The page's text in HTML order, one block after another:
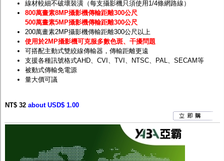
線材較細不破壞裝潢（每支攝影機只須使用1/4條網路線）
800萬畫素8MP攝影機傳輸距離300公尺
500萬畫素5MP攝影機傳輸距離300公尺
200萬畫素2MP攝影機傳輸距離300公尺以上
使用於2MP攝影機可克服多數色斑、干擾問題
可搭配主動式雙絞線傳輸器，傳輸距離更遠
支援各種訊號格式AHD、CVI、TVI、NTSC、PAL、SECAM等
被動式傳輸免電源
量大價可議
NT$ 32 about USD$ 1.00